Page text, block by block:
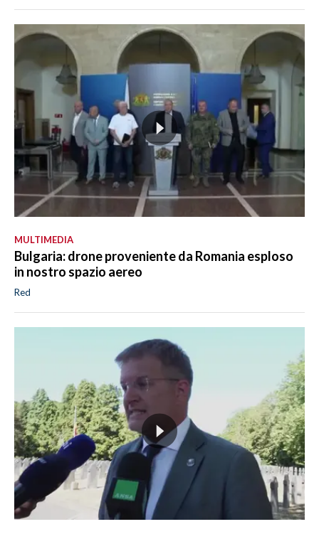
MULTIMEDIA
Bulgaria: drone proveniente da Romania esploso
in nostro spazio aereo
Red